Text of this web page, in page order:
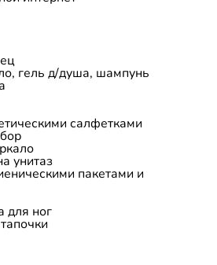
гель д/душа, шампунь
салфетками
унитаз
пакетами и
для ног